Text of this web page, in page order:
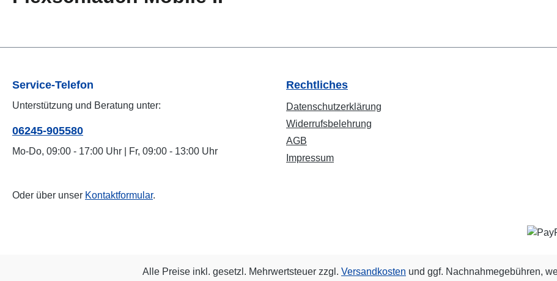
Service-Telefon
Unterstützung und Beratung unter:
06245-905580
Mo-Do, 09:00 - 17:00 Uhr | Fr, 09:00 - 13:00 Uhr
Oder über unser Kontaktformular.
Rechtliches
Datenschutzerklärung
Widerrufsbelehrung
AGB
Impressum
Alle Preise inkl. gesetzl. Mehrwertsteuer zzgl. Versandkosten und ggf. Nachnahmegebühren,